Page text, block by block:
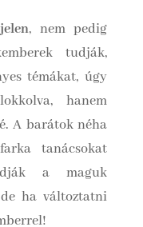
, nem pedig
tudják,
témákat, úgy
hanem
A barátok néha
tanácsokat
a maguk
ha változtatni